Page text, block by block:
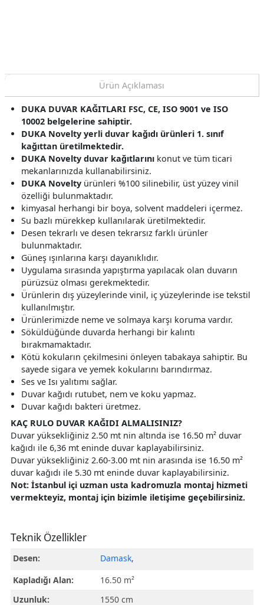
Ürün Açıklaması
DUKA DUVAR KAĞITLARI FSC, CE, ISO 9001 ve ISO
10002 belgelerine sahiptir.
DUKA Novelty yerli duvar kağıdı ürünleri 1. sınıf
kağıttan üretilmektedir.
DUKA Novelty duvar kağıtlarını konut ve tüm ticari
mekanlarınızda kullanabilirsiniz.
DUKA Novelty ürünleri %100 silinebilir, üst yüzey vinil
özelliği bulunmaktadır.
kimyasal herhangi bir boya, solvent maddeleri içermez.
Su bazlı mürekkep kullanılarak üretilmektedir.
Desen tekrarlı ve desen tekrarsız farklı ürünler
bulunmaktadır.
Güneş ışınlarına karşı dayanıklıdır.
Uygulama sırasında yapıştırma yapılacak olan duvarın
pürüzsüz olması gerekmektedir.
Ürünlerin dış yüzeylerinde vinil, iç yüzeylerinde ise tekstil
kullanılmıştır.
Ürünlerimizde neme ve solmaya karşı koruma vardır.
Söküldüğünde duvarda herhangi bir kalıntı
bırakmamaktadır.
Kötü kokuların çekilmesini önleyen tabakaya sahiptir. Bu
sayede sigara ve yemek kokularını barındırmaz.
Ses ve Isı yalıtımı sağlar.
Duvar kağıdı rutubet, nem ve koku yapmaz.
Duvar kağıdı bakteri üretmez.
KAÇ RULO DUVAR KAĞIDI ALMALISINIZ?
Duvar yüksekliğiniz 2.50 mt nin altında ise 16.50 m² duvar
kağıdı ile 6,36 mt eninde duvar kaplayabilirsiniz.
Duvar yüksekliğiniz 2.60-3.00 mt nin arasında ise 16.50 m²
duvar kağıdı ile 5.30 mt eninde duvar kaplayabilirsiniz.
Not: İstanbul içi uzman usta kadromuzla montaj hizmeti
vermekteyiz, montaj için bizimle iletişime geçebilirsiniz.
Teknik Özellikler
Desen: Damask,
Kapladığı Alan:
16.50 m²
Uzunluk:
1550 cm